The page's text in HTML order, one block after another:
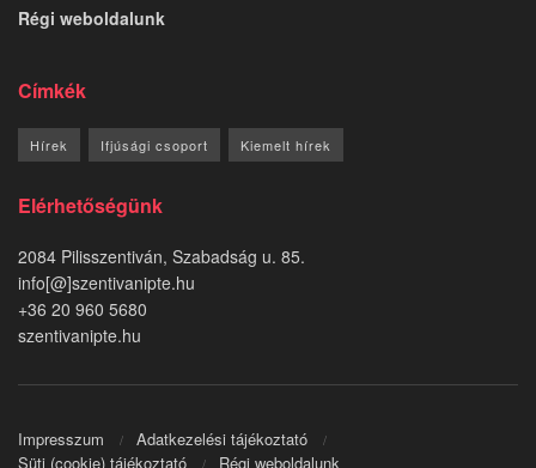
Régi weboldalunk
Címkék
Hírek Ifjúsági csoport Kiemelt hírek
Elérhetőségünk
2084 Pilisszentiván, Szabadság u. 85.
info[@]szentivanipte.hu
+36 20 960 5680
szentivanipte.hu
Impresszum
Adatkezelési tájékoztató
Süti (cookie) tájékoztató
Régi weboldalunk